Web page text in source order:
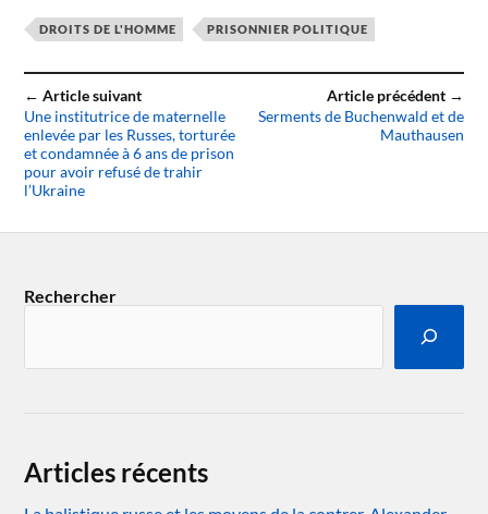
DROITS DE L'HOMME PRISONNIER POLITIQUE
← Article suivant
Une institutrice de maternelle
enlevée par les Russes, torturée
et condamnée à 6 ans de prison
pour avoir refusé de trahir
l’Ukraine
Article précédent →
Serments de Buchenwald et de
Mauthausen
Rechercher
Articles récents